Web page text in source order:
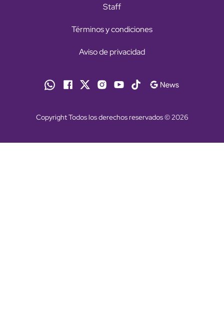
Staff
Términos y condiciones
Aviso de privacidad
Copyright Todos los derechos reservados © 2026